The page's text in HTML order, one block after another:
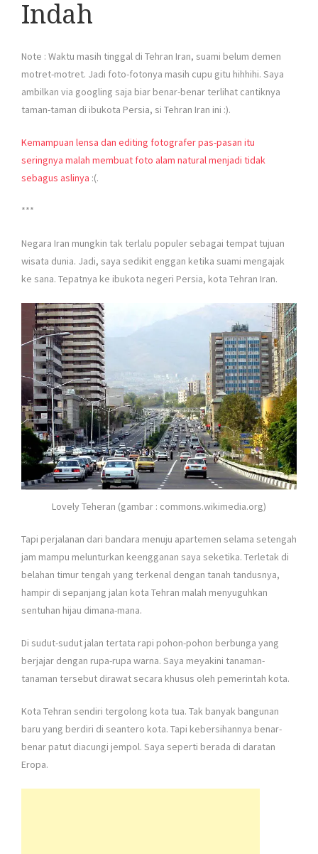
Indah
Note : Waktu masih tinggal di Tehran Iran, suami belum demen
motret-motret. Jadi foto-fotonya masih cupu gitu hihhihi. Saya
ambilkan via googling saja biar benar-benar terlihat cantiknya
taman-taman di ibukota Persia, si Tehran Iran ini :).
Kemampuan lensa dan editing fotografer pas-pasan itu
seringnya malah membuat foto alam natural menjadi tidak
sebagus aslinya :(.
***
Negara Iran mungkin tak terlalu populer sebagai tempat tujuan
wisata dunia. Jadi, saya sedikit enggan ketika suami mengajak
ke sana. Tepatnya ke ibukota negeri Persia, kota Tehran Iran.
Lovely Teheran (gambar : commons.wikimedia.org)
Tapi perjalanan dari bandara menuju apartemen selama setengah
jam mampu melunturkan keengganan saya seketika. Terletak di
belahan timur tengah yang terkenal dengan tanah tandusnya,
hampir di sepanjang jalan kota Tehran malah menyuguhkan
sentuhan hijau dimana-mana.
Di sudut-sudut jalan tertata rapi pohon-pohon berbunga yang
berjajar dengan rupa-rupa warna. Saya meyakini tanaman-
tanaman tersebut dirawat secara khusus oleh pemerintah kota.
Kota Tehran sendiri tergolong kota tua. Tak banyak bangunan
baru yang berdiri di seantero kota. Tapi kebersihannya benar-
benar patut diacungi jempol. Saya seperti berada di daratan
Eropa.